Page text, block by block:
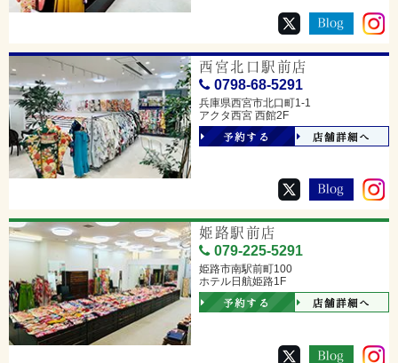
西宮北口駅前店
0798-68-5291
兵庫県西宮市北口町1-1
アクタ西宮 西館2F
予約する 店舗詳細へ
姫路駅前店
079-225-5291
姫路市南駅前町100
ホテル日航姫路1F
予約する 店舗詳細へ